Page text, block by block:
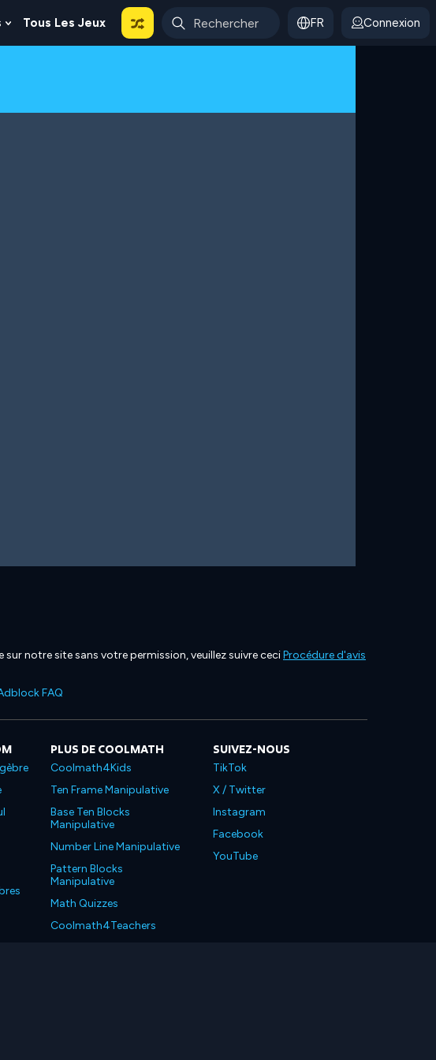
Show
Submenu
Tous Les Jeux FR Connexion
notre site sans votre permission, veuillez suivre ceciProcédure d'avis
FAQ
PLUS DE COOLMATH
Coolmath4Kids
Ten Frame Manipulative
Base Ten Blocks
Manipulative
Number Line Manipulative
Pattern Blocks
Manipulative
Math Quizzes
Coolmath4Teachers
SUIVEZ-NOUS
TikTok
X / Twitter
Instagram
Facebook
YouTube